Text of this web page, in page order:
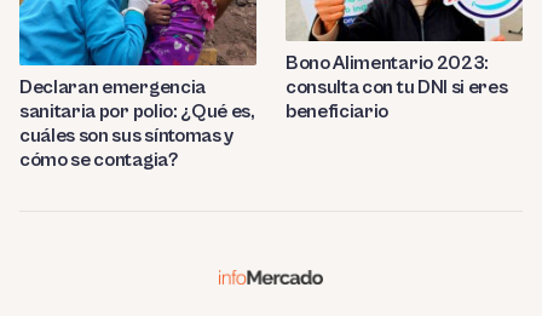
Declaran emergencia
sanitaria por polio: ¿Qué es,
cuáles son sus síntomas y
cómo se contagia?
Bono Alimentario 2023:
consulta con tu DNI si eres
beneficiario